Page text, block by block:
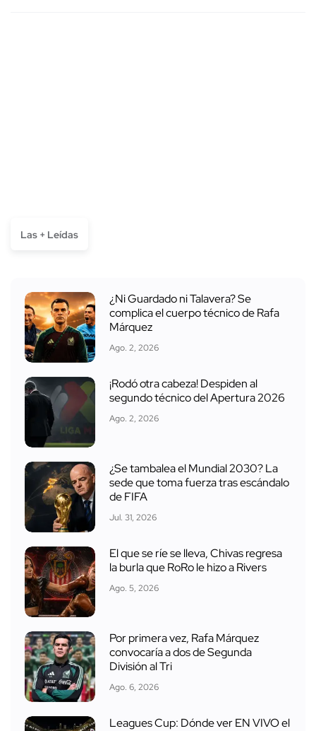
Las + Leídas
¿Ni Guardado ni Talavera? Se
complica el cuerpo técnico de Rafa
Márquez
Ago. 2, 2026
¡Rodó otra cabeza! Despiden al
segundo técnico del Apertura 2026
Ago. 2, 2026
¿Se tambalea el Mundial 2030? La
sede que toma fuerza tras escándalo
de FIFA
Jul. 31, 2026
El que se ríe se lleva, Chivas regresa
la burla que RoRo le hizo a Rivers
Ago. 5, 2026
Por primera vez, Rafa Márquez
convocaría a dos de Segunda
División al Tri
Ago. 6, 2026
Leagues Cup: Dónde ver EN VIVO el